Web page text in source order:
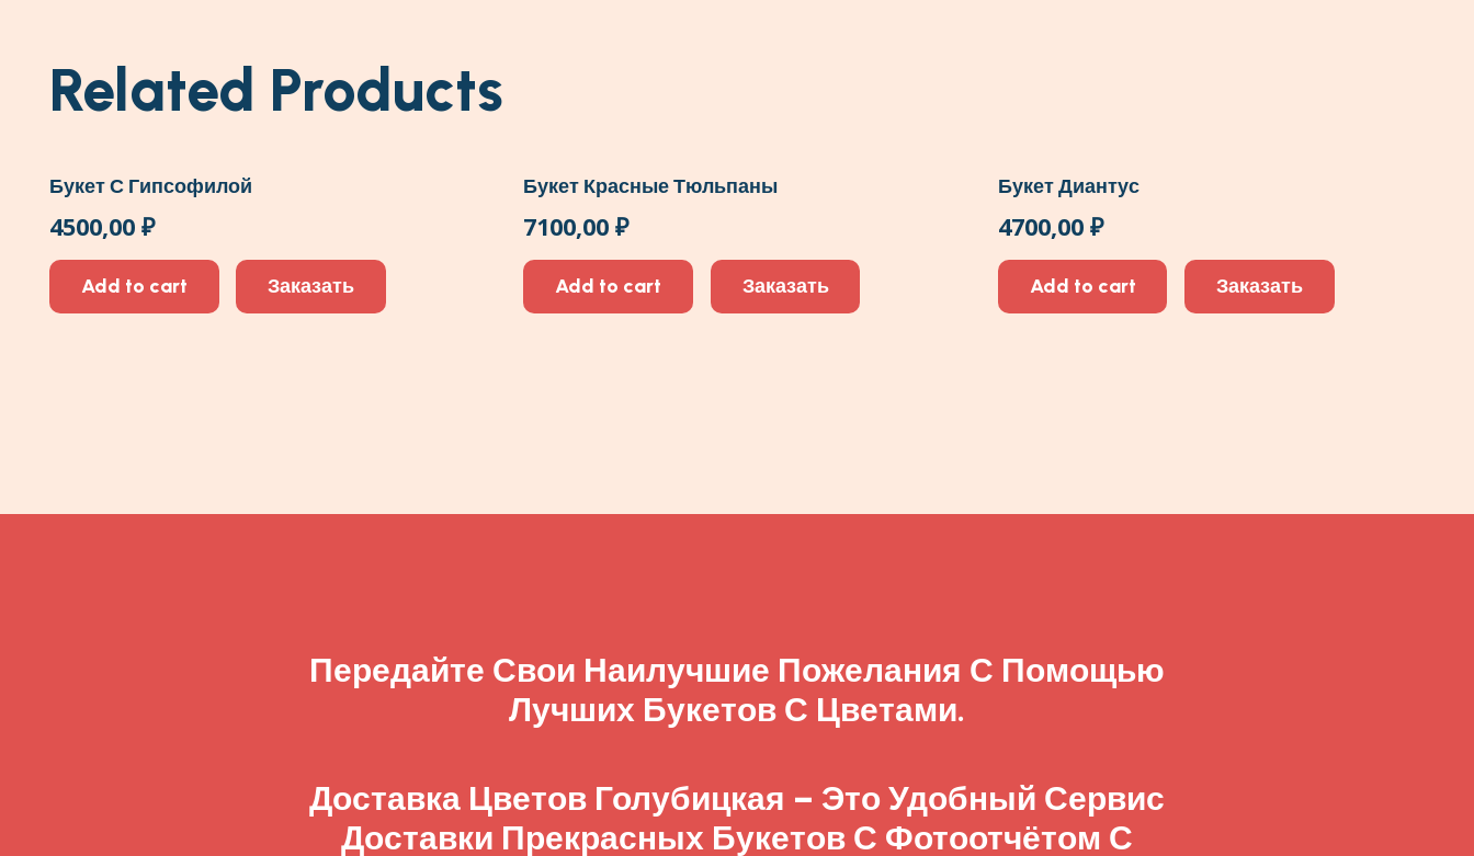
Related Products
Букет С Гипсофилой
4500,00 ₽
Add to cart Заказать
Букет Красные Тюльпаны
7100,00₽
Add to cart Заказать
Букет Диантус
4700,00 ₽
Add to cart Заказать
Передайте Свои Наилучшие Пожелания С Помощью
Лучших Букетов С Цветами.
Доставка Цветов Голубицкая – Это Удобный Сервис
Доставки Прекрасных Букетов С Фотоотчётом С